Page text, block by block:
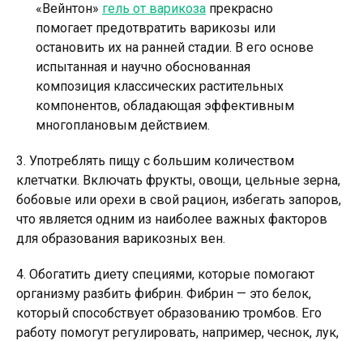
«Вейнтон» гель от варикоза прекрасно
помогает предотвратить варикозы или
остановить их на ранней стадии. В его основе
испытанная и научно обоснованная
композиция классических растительных
компонентов, обладающая эффективным
многоплановым действием.
3. Употреблять пищу с большим количеством
клетчатки. Включать фрукты, овощи, цельные зерна,
бобовые или орехи в свой рацион, избегать запоров,
что является одним из наиболее важных факторов
для образования варикозных вен.
4. Обогатить диету специями, которые помогают
организму разбить фибрин. Фибрин — это белок,
который способствует образованию тромбов. Его
работу помогут регулировать, например, чеснок, лук,